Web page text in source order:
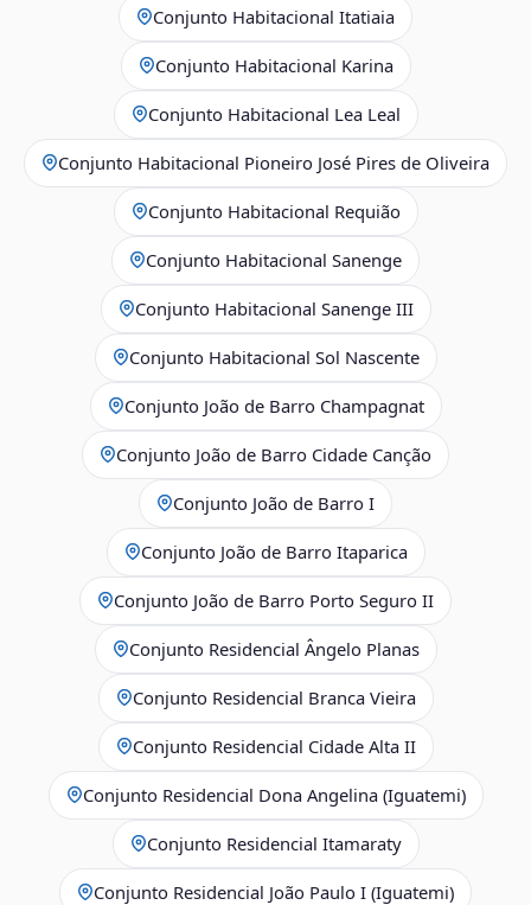
Conjunto Habitacional Itatiaia
Conjunto Habitacional Karina
Conjunto Habitacional Lea Leal
Conjunto Habitacional Pioneiro José Pires de Oliveira
Conjunto Habitacional Requião
Conjunto Habitacional Sanenge
Conjunto Habitacional Sanenge III
Conjunto Habitacional Sol Nascente
Conjunto João de Barro Champagnat
Conjunto João de Barro Cidade Canção
Conjunto João de Barro I
Conjunto João de Barro Itaparica
Conjunto João de Barro Porto Seguro II
Conjunto Residencial Ângelo Planas
Conjunto Residencial Branca Vieira
Conjunto Residencial Cidade Alta II
Conjunto Residencial Dona Angelina (Iguatemi)
Conjunto Residencial Itamaraty
Conjunto Residencial João Paulo I (Iguatemi)